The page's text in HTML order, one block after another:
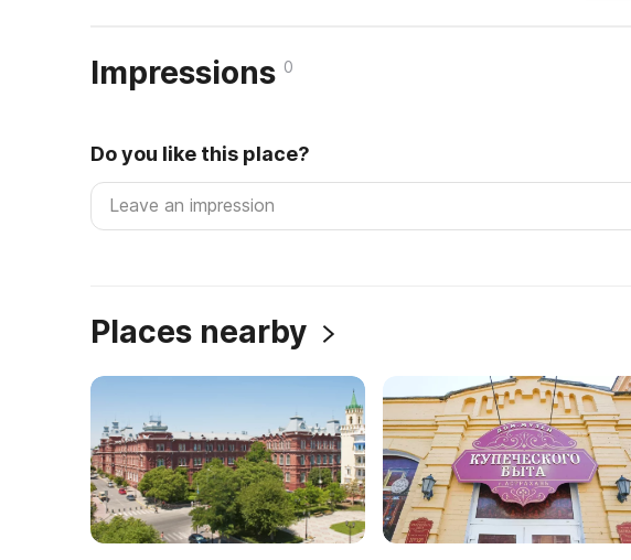
Impressions 0
Do you like this place?
Places nearby